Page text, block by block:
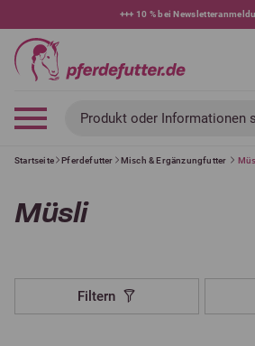
+++ 10 % bei
Produkt oder Informationen
Startseite Pferdefutter Misch & Ergänzungfutter
Müsli
Filtern